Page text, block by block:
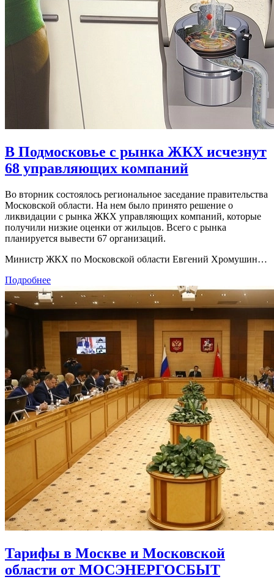
В Подмосковье с рынка ЖКХ исчезнут
68 управляющих компаний
Во вторник состоялось региональное заседание правительства
Московской области. На нем было принято решение о
ликвидации с рынка ЖКХ управляющих компаний, которые
получили низкие оценки от жильцов. Всего с рынка
планируется вывести 67 организаций.
Министр ЖКХ по Московской области Евгений Хромушин…
Подробнее
Тарифы в Москве и Московской
области от МОСЭНЕРГОСБЫТ